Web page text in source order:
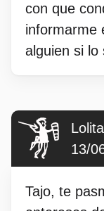
con que
informarme
alguien si lo
13/
Tajo, te